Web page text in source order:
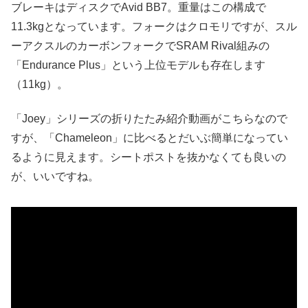
ブレーキはディスクでAvid BB7。重量はこの構成で
11.3kgとなっています。フォークはクロモリですが、スル
ーアクスルのカーボンフォークでSRAM Rival組みの
「Endurance Plus」という上位モデルも存在します
（11kg）。
「Joey」シリーズの折りたたみ紹介動画がこちらなので
すが、「Chameleon」に比べるとだいぶ簡単になってい
るように見えます。シートポストを抜かなくても良いの
が、いいですね。